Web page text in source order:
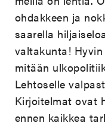
ohdakkeen ja
saarella
valtakunta!
mitään
Lehtoselle
Kirjoitelmat ovat
ennen kaikkea